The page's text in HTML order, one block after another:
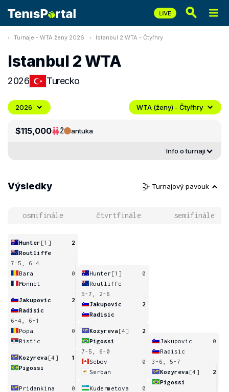
Turnaje - WTA ženy 2026 Istanbul 2 WTA - Čtyřhry
Istanbul 2 WTA
2026 Turecko
2026 WTA (ženy) - Čtyřhry
$115,000 Ž antuka
Info o turnaji
Výsledky Turnajový pavouk
osmifinále čtvrtfinále semifinále
Hunter [1]
2
Routliffe
7-5, 6-4
Bara
0
Monnet
Jakupovic
2
Radisic
6-4, 6-1
Popa
0
Ristic
Kozyreva[4]
1
Pigossi
Pridankina
0
Hunter[1]
0
Routliffe
5-7, 2-6
Jakupovic
2
Radisic
Kozyreva[4]
2
Pigossi
7-5, 6-0
Sebov
0
Serban
Kudermetova
0
Jakupovic
0
Radisic
3-6, 5-7
Kozyreva[4]
2
Pigossi